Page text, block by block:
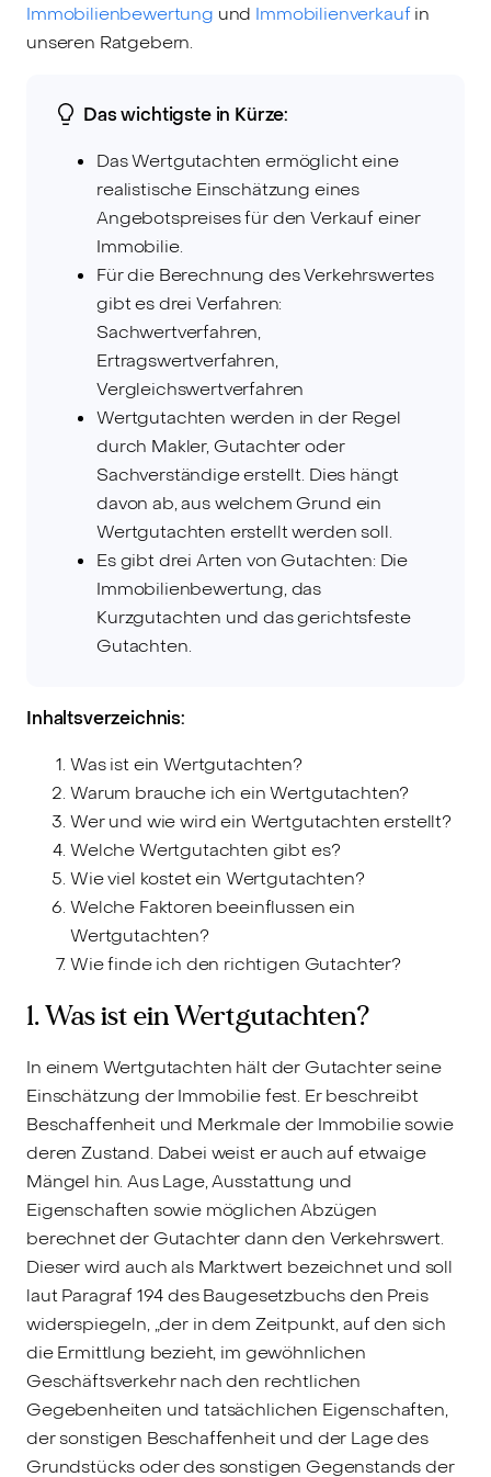
Immobilienbewertung und Immobilienverkaufin
unseren Ratgebern.
Das wichtigste in Kürze:
Das Wertgutachten ermöglicht eine
realistische Einschätzung eines
Angebotspreises für den Verkauf einer
Immobilie.
Für die Berechnung des Verkehrswertes
gibt es drei Verfahren:
Sachwertverfahren,
Ertragswertverfahren,
Vergleichswertverfahren
Wertgutachten werden in der Regel
durch Makler, Gutachter oder
Sachverständige erstellt. Dies hängt
davon ab, aus welchem Grund ein
Wertgutachten erstellt werden soll.
Es gibt drei Arten von Gutachten: Die
Immobilienbewertung, das
Kurzgutachten und das gerichtsfeste
Gutachten.
Inhaltsverzeichnis:
Was ist ein Wertgutachten?
Warum brauche ich ein Wertgutachten?
Wer und wie wird ein Wertgutachten erstellt?
Welche Wertgutachten gibt es?
Wie viel kostet ein Wertgutachten?
Welche Faktoren beeinflussen ein
Wertgutachten?
Wie finde ich den richtigen Gutachter?
1. Was ist ein Wertgutachten?
In einem Wertgutachten hält der Gutachter seine
Einschätzung der Immobilie fest. Er beschreibt
Beschaffenheit und Merkmale der Immobilie sowie
deren Zustand. Dabei weist er auch auf etwaige
Mängel hin. Aus Lage, Ausstattung und
Eigenschaften sowie möglichen Abzügen
berechnet der Gutachter dann den Verkehrswert.
Dieser wird auch als Marktwert bezeichnet und soll
laut Paragraf 194 des Baugesetzbuchs den Preis
widerspiegeln, „der in dem Zeitpunkt, auf den sich
die Ermittlung bezieht, im gewöhnlichen
Geschäftsverkehr nach den rechtlichen
Gegebenheiten und tatsächlichen Eigenschaften,
der sonstigen Beschaffenheit und der Lage des
Grundstücks oder des sonstigen Gegenstands der